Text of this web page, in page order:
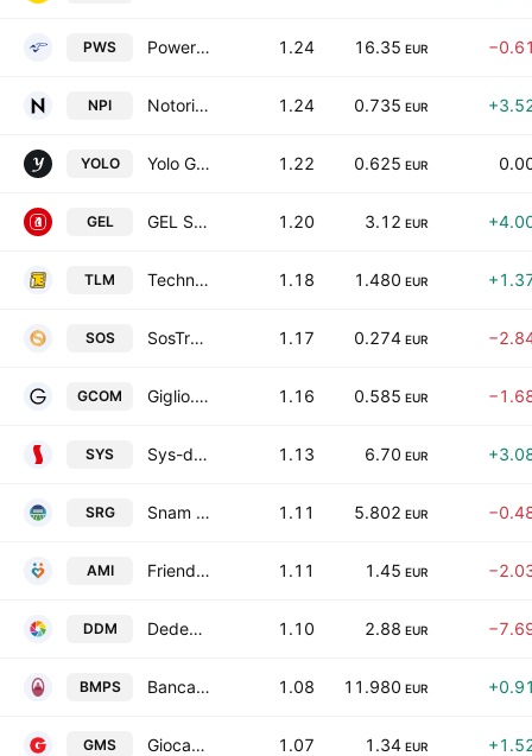
PWS Powersoft S.p.A. 1.24 16.35 EUR
NPI Notorious Pictures S.p.A. 1.24 0.735 EUR
YOLO Yolo Group S.P.A. 1.22 0.625 EUR
GEL GEL SpA 1.20 3.12 EUR
TLM Techno Electrical Management Equipment Solutions SpA 1.18 1.480 EUR
SOS SosTravel.com S.p.A. 1.17 0.274 EUR
GCOM Giglio.com SpA 1.16 0.585 EUR
SYS Sys-dat S.P.A. 1.13 6.70 EUR
SRG Snam S.p.A. 1.11 5.802 EUR
AMI Friends S.P.A. 1.11 1.45 EUR
DDM Dedem S.P.A. 1.10 2.88 EUR
BMPS Banca Monte dei Paschi di Siena S.p.A. 1.08 11.980 EUR
GMS Giocamondo Study S.P.A. 1.07 1.34 EUR